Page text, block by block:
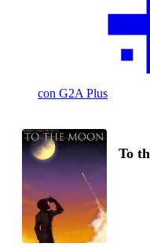
con G2A Plus
To